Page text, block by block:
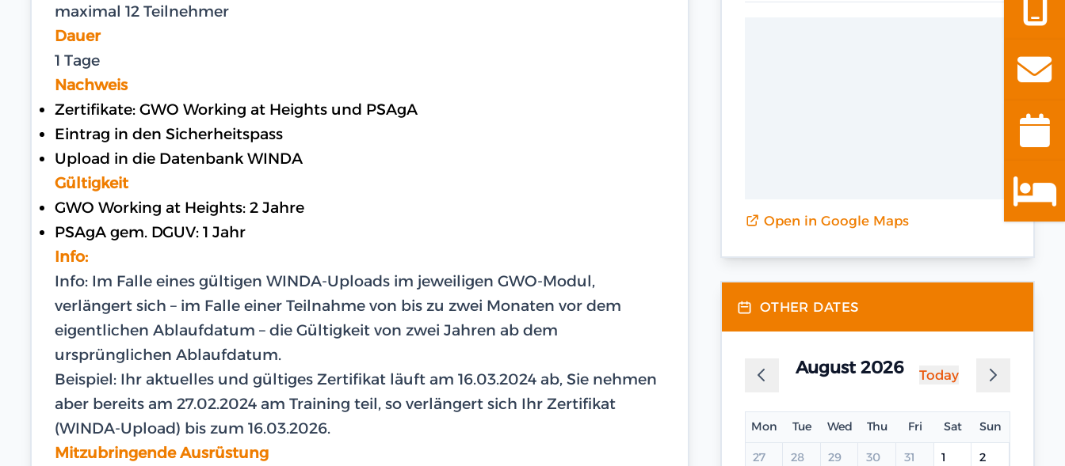
maximal 12 Teilnehmer
Dauer
1 Tage
Nachweis
Zertifikate: GWO Working at Heights und PSAgA
Eintrag in den Sicherheitspass
Upload in die Datenbank WINDA
Gültigkeit
GWO Working at Heights: 2 Jahre
PSAgA gem. DGUV: 1 Jahr
Info:
Info: Im Falle eines gültigen WINDA-Uploads im jeweiligen GWO-Modul,
verlängert sich – im Falle einer Teilnahme von bis zu zwei Monaten vor dem
eigentlichen Ablaufdatum – die Gültigkeit von zwei Jahren ab dem
ursprünglichen Ablaufdatum.
Beispiel: Ihr aktuelles und gültiges Zertifikat läuft am 16.03.2024 ab, Sie nehmen
aber bereits am 27.02.2024 am Training teil, so verlängert sich Ihr Zertifikat
(WINDA-Upload) bis zum 16.03.2026.
Mitzubringende Ausrüstung
Open in Google Maps
OTHER DATES
August 2026 Today
Mon Tue Wed Thu Fri Sat Sun
27 28 29 30 31 1 2